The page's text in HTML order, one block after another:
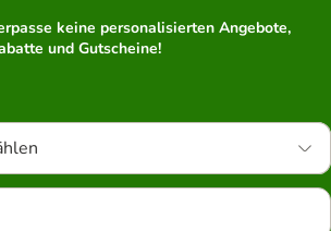
keine personalisierten Angebote,
und Gutscheine!